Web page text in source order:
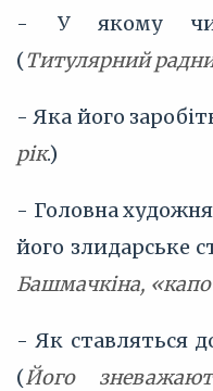
- У якому
(Титулярний
- Яка його
рік.)
- Головна
його злидарське
Башмачкіна,
- Як ставляться
(Його